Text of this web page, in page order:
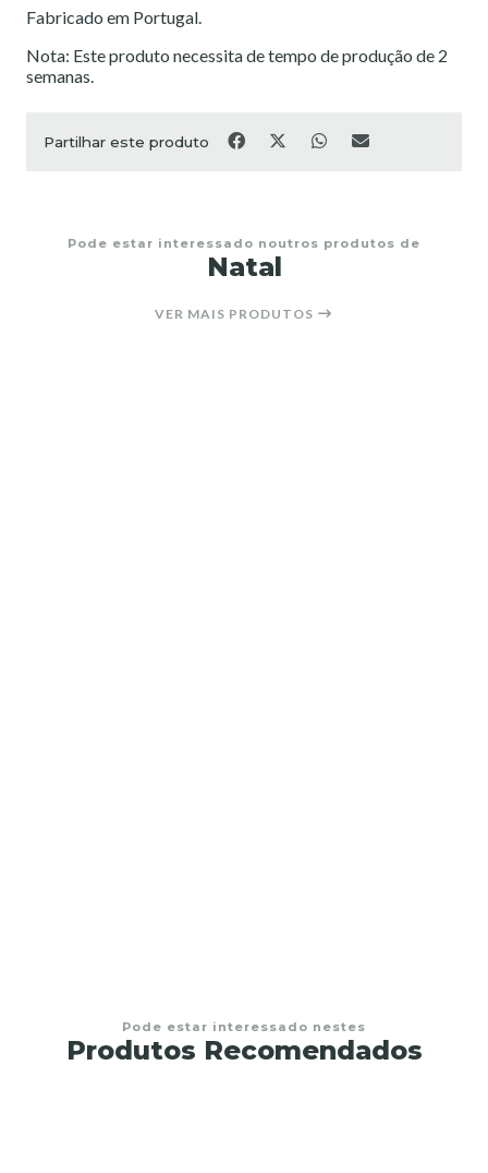
Fabricado em Portugal.
Nota: Este produto necessita de tempo de produção de 2
semanas.
Partilhar este produto
Pode estar interessado noutros produtos de
Natal
VER MAIS PRODUTOS
Pode estar interessado nestes
Produtos Recomendados